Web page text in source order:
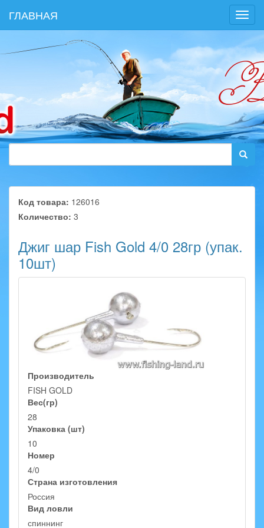
ГЛАВНАЯ
Код товара: 126016
Количество: 3
Джиг шар Fish Gold 4/0 28гр (упак.
10шт)
Производитель
FISH GOLD
Вес(гр)
28
Упаковка (шт)
10
Номер
4/0
Страна изготовления
Россия
Вид ловли
спиннинг